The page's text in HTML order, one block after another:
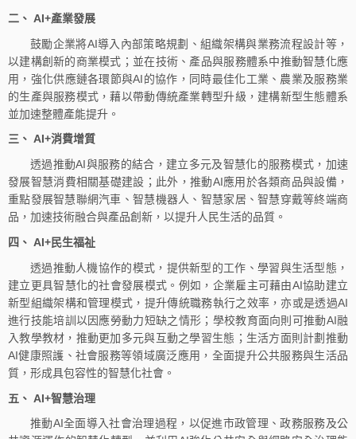
二、 AI+產業發展
鼓勵企業將AI導入內部策略規劃、組織架構與業務流程設計等，
以建構創新的商業模式；並在技術、產品與服務體系中推動智慧化應
用，強化供應鏈各環節與AI的協作，同時最佳化工業、農業及服務業
的生產與服務模式，藉以帶動傳統產業轉型升級，建構新型生態體系
並加速整體產能提升。
三、 AI+消費增質
透過推動AI與服務的結合，建立多元及智慧化的服務模式，加速
發展智慧消費相關基礎建設；此外，推動AI應用於各類商品與設備，
重點發展智慧聯網汽車、智慧機器人、智慧家居、智慧穿戴等終端商
品，加速技術融合與產品創新，以提升人民生活的品質。
四、 AI+民生福祉
透過推動人機協作的模式，提供新型的工作、學習與生活型態，
建立更具智慧化的社會發展模式。例如，企業雇主可藉由AI協助建立
新型組織架構和管理模式，提升傳統職務執行之效率，亦或是透過AI
進行技能培訓以因應勞動力短缺之情形；學校教育面向則可推動AI融
入教學教材，推動更加多元與互動之學習生態；生活方面則計劃推動
AI健康照護、社會服務等領域廣泛應用，全面提升公共服務與生活品
質，形成具包容性的智慧化社會。
五、 AI+智慧治理
推動AI全面導入社會治理過程，以促進市政管理、政務服務及公